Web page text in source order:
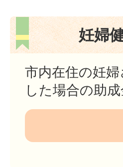
妊婦
市内在住の妊
した場合の助